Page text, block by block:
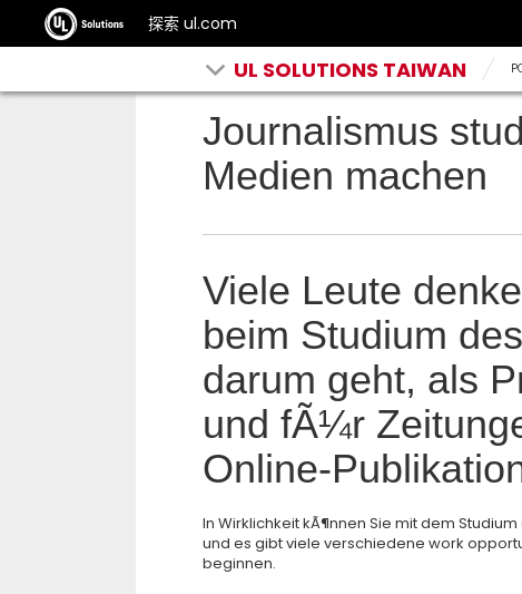
探索 ul.com
UL SOLUTIONS TAIWAN
Journalismus
Medien machen
Viele Leute
beim Studium
darum geht, als
und fÃ¼r
Online-
In Wirklichkeit kÃ¶nnen Sie mit dem
und es gibt viele verschiedene work
beginnen.